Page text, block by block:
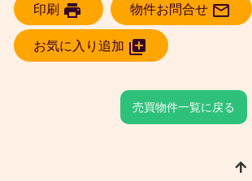
印刷 print 物件お問合せ 
お気に入り追加 
売買物件一覧に戻る